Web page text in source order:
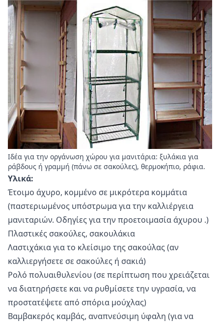
Ιδέα για την οργάνωση χώρου για μανιτάρια: ξυλάκια για
ράβδους ή γραμμή (πάνω σε σακούλες), θερμοκήπιο, ράφια.
Υλικά:
Έτοιμο άχυρο, κομμένο σε μικρότερα κομμάτια
(παστεριωμένος υπόστρωμα για την καλλιέργεια
μανιταριών. Οδηγίες για την προετοιμασία άχυρου .)
Πλαστικές σακούλες, σακουλάκια
Λαστιχάκια για το κλείσιμο της σακούλας (αν
καλλιεργήσετε σε σακούλες ή σακιά)
Ρολό πολυαιθυλενίου (σε περίπτωση που χρειάζεται
να διατηρήσετε και να ρυθμίσετε την υγρασία, να
προστατέψετε από σπόρια μούχλας)
Βαμβακερός καμβάς, αναπνεύσιμη ύφαλη (για να